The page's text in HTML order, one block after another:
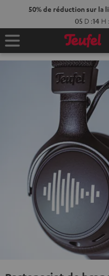
50% de réduction sur la
05 D :14 H :
Page